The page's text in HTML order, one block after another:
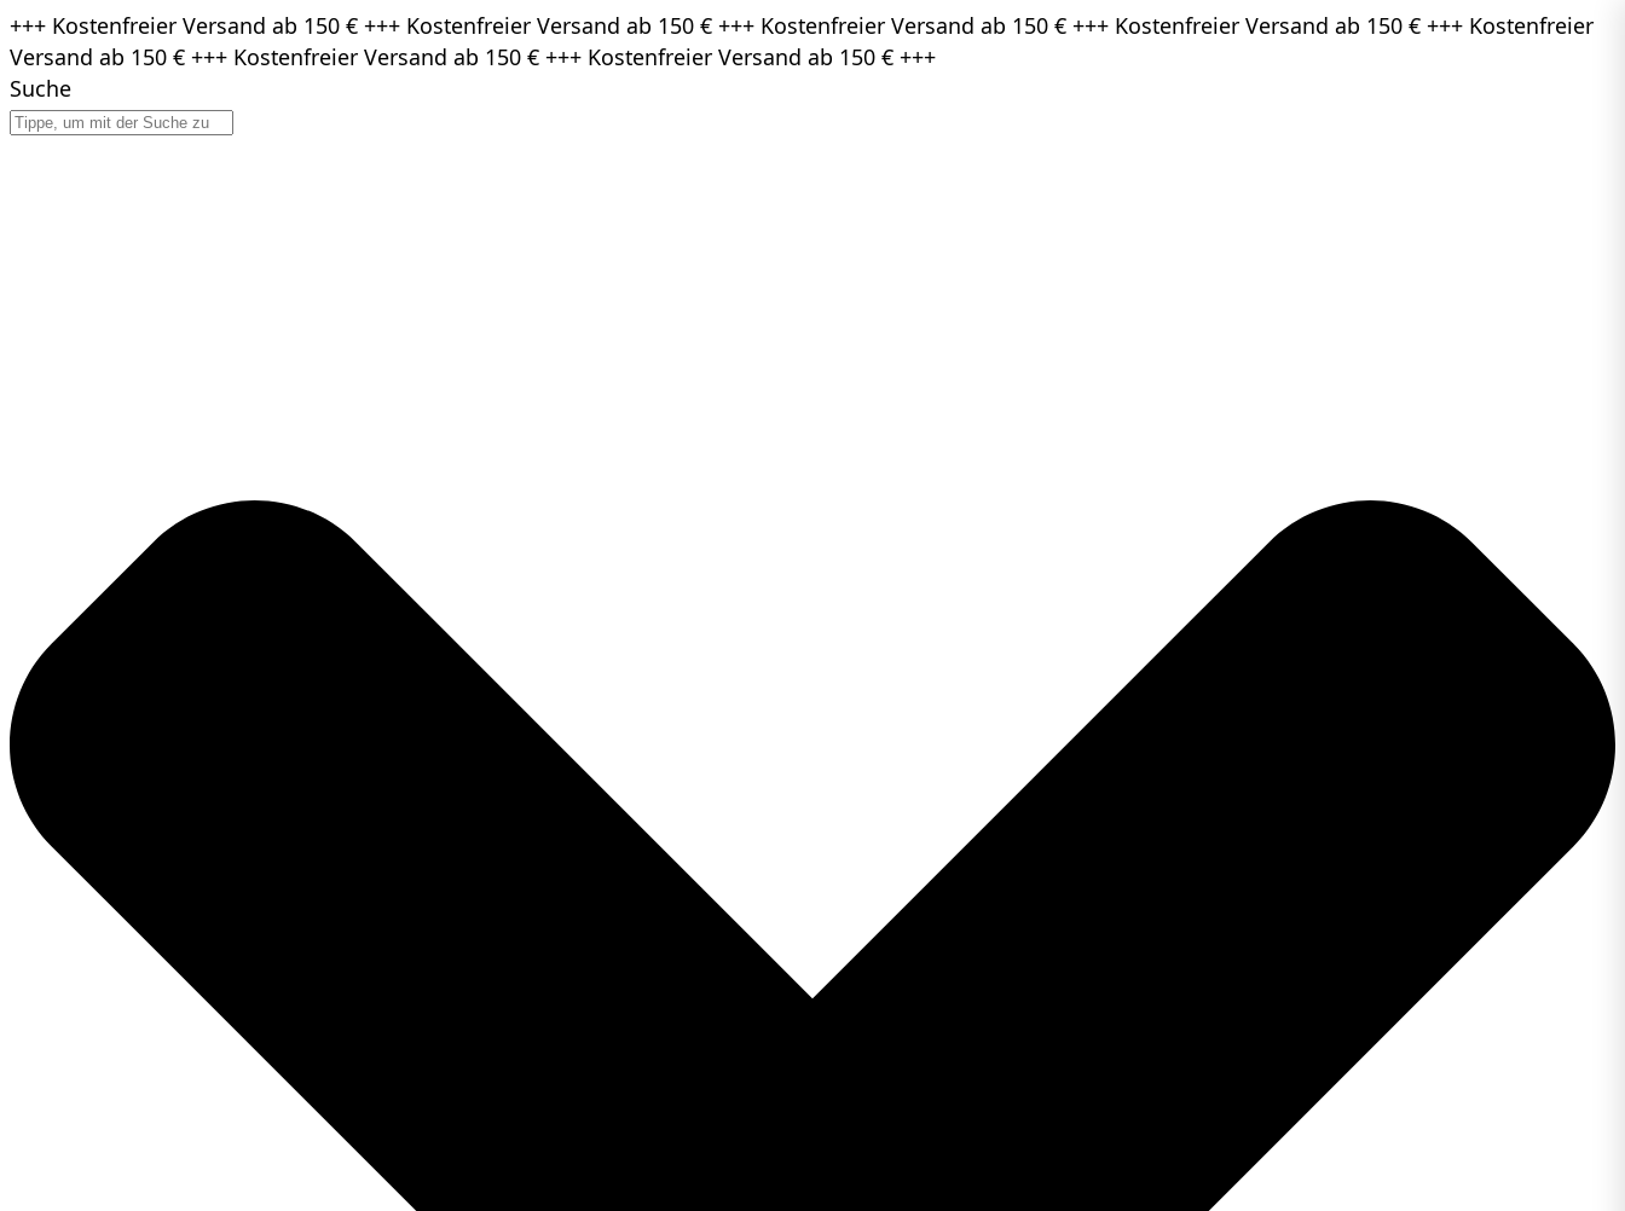
Zum
Inhalt
springen
+++ Kostenfreier Versand ab 150 € +++ Kostenfreier Versand ab 150 € +++ Kostenfreier Versand ab 150 € +++ Kostenfreier Versand ab 150 € +++ Kostenfreier
Versand ab 150 € +++ Kostenfreier Versand ab 150 € +++ Kostenfreier Versand ab 150 € +++
Suche